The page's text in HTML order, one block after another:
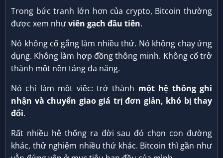
Trong bức tranh lớn hơn của crypto, Bitcoin thường
được xem nhưviên gạch đầu tiên.
Nó không cố gắng làm nhiều thứ. Nó không chạy ứng
dụng. Không làm hợp đồng thông minh. Không cố trở
thành một nền tảng đa năng.
Nó chỉ làm một việc: trở thành một hệ thống ghi
nhận và chuyển giao giá trị đơn giản, khó bị thay
đổi.
Rất nhiều hệ thống ra đời sau đó chọn con đường
khác, thử nghiệm nhiều thứ khác. Bitcoin thì gần như